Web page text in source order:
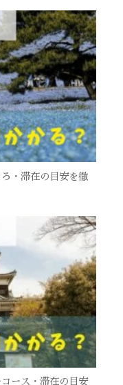
・滞在の目安を徹
ース・滞在の目安